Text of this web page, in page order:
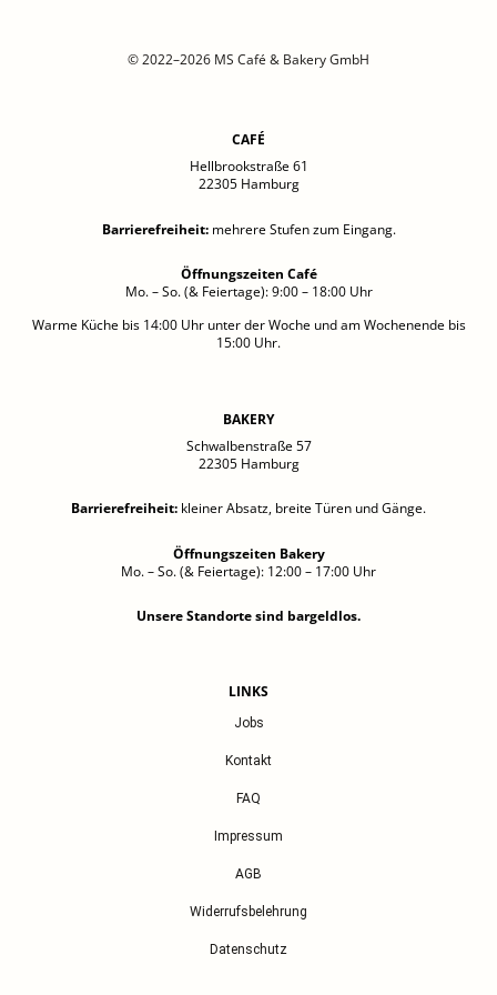
© 2022–2026 MS Café & Bakery GmbH
CAFÉ
Hellbrookstraße 61
22305 Hamburg
Barrierefreiheit: mehrere Stufen zum Eingang.
Öffnungszeiten Café
Mo. – So. (& Feiertage): 9:00 – 18:00 Uhr
Warme Küche bis 14:00 Uhr unter der Woche und am Wochenende bis
15:00 Uhr.
BAKERY
Schwalbenstraße 57
22305 Hamburg
Barrierefreiheit: kleiner Absatz, breite Türen und Gänge.
Öffnungszeiten Bakery
Mo. – So. (& Feiertage): 12:00 – 17:00 Uhr
Unsere Standorte sind bargeldlos.
LINKS
Jobs
Kontakt
FAQ
Impressum
AGB
Widerrufsbelehrung
Datenschutz